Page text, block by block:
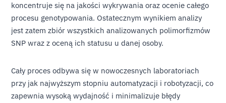
koncentruje się na jakości wykrywania oraz ocenie całego
procesu genotypowania. Ostatecznym wynikiem analizy
jest zatem zbiór wszystkich analizowanych polimorfizmów
SNP wraz z oceną ich statusu u danej osoby.
Cały proces odbywa się w nowoczesnych laboratoriach
przy jak najwyższym stopniu automatyzacji i robotyzacji, co
zapewnia wysoką wydajność i minimalizuje błędy